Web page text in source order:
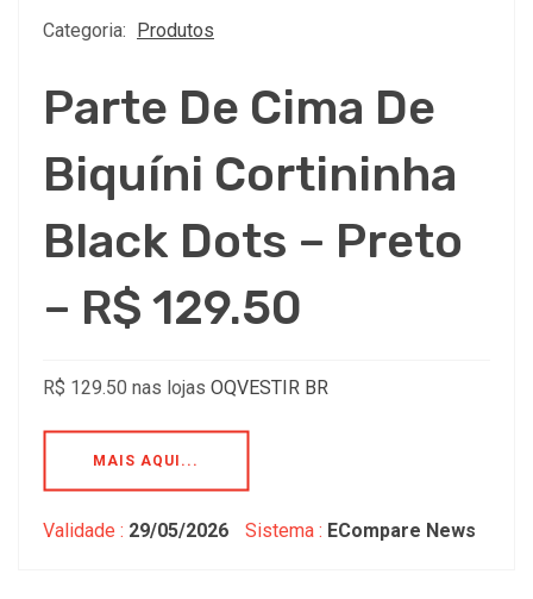
Categoria: Produtos
Parte De Cima De
Biquíni Cortininha
Black Dots – Preto
– R$ 129.50
R$ 129.50 nas lojas OQVESTIR BR
MAIS AQUI...
Validade : 29/05/2026 Sistema : ECompare News